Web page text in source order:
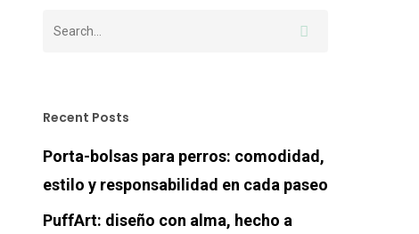
Recent Posts
Porta-bolsas para perros: comodidad,
estilo y responsabilidad en cada paseo
PuffArt: diseño con alma, hecho a